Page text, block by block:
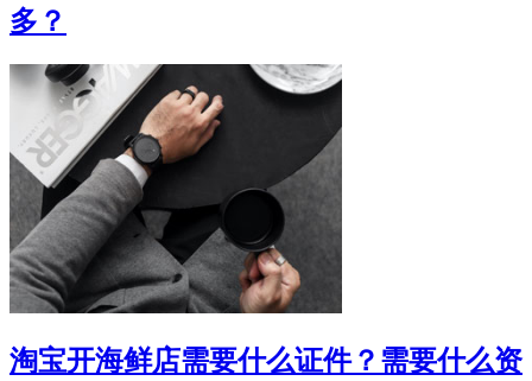
多？
淘宝开海鲜店需要什么证件？需要什么资